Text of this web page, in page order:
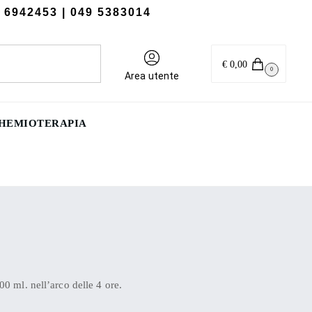
| 049 5383014
Area utente
€0,00 0
ml. nell’arco delle 4 ore.